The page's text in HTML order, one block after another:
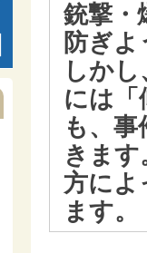
銃撃・
防ぎ
しか
には「
も、
きま
方によ
ます。